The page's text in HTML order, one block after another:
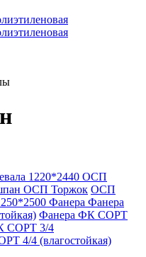
1220*2440 ОСП
ОСП Торжок ОСП
Фанера Фанера
Фанера ФК СОРТ
СОРТ 3/4
4/4 (влагостойкая)